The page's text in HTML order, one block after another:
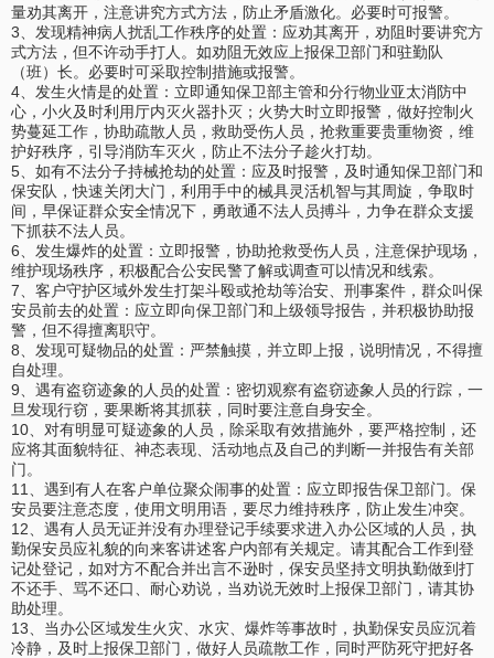
量劝其离开，注意讲究方式方法，防止矛盾激化。必要时可报警。
3、发现精神病人扰乱工作秩序的处置：应劝其离开，劝阻时要讲究方
式方法，但不许动手打人。如劝阻无效应上报保卫部门和驻勤队
（班）长。必要时可采取控制措施或报警。
4、发生火情是的处置：立即通知保卫部主管和分行物业亚太消防中
心，小火及时利用厅内灭火器扑灭；火势大时立即报警，做好控制火
势蔓延工作，协助疏散人员，救助受伤人员，抢救重要贵重物资，维
护好秩序，引导消防车灭火，防止不法分子趁火打劫。
5、如有不法分子持械抢劫的处置：应及时报警，及时通知保卫部门和
保安队，快速关闭大门，利用手中的械具灵活机智与其周旋，争取时
间，早保证群众安全情况下，勇敢通不法人员搏斗，力争在群众支援
下抓获不法人员。
6、发生爆炸的处置：立即报警，协助抢救受伤人员，注意保护现场，
维护现场秩序，积极配合公安民警了解或调查可以情况和线索。
7、客户守护区域外发生打架斗殴或抢劫等治安、刑事案件，群众叫保
安员前去的处置：应立即向保卫部门和上级领导报告，并积极协助报
警，但不得擅离职守。
8、发现可疑物品的处置：严禁触摸，并立即上报，说明情况，不得擅
自处理。
9、遇有盗窃迹象的人员的处置：密切观察有盗窃迹象人员的行踪，一
旦发现行窃，要果断将其抓获，同时要注意自身安全。
10、对有明显可疑迹象的人员，除采取有效措施外，要严格控制，还
应将其面貌特征、神态表现、活动地点及自己的判断一并报告有关部
门。
11、遇到有人在客户单位聚众闹事的处置：应立即报告保卫部门。保
安员要注意态度，使用文明用语，要尽力维持秩序，防止发生冲突。
12、遇有人员无证并没有办理登记手续要求进入办公区域的人员，执
勤保安员应礼貌的向来客讲述客户内部有关规定。请其配合工作到登
记处登记，如对方不配合并出言不逊时，保安员坚持文明执勤做到打
不还手、骂不还口、耐心劝说，当劝说无效时上报保卫部门，请其协
助处理。
13、当办公区域发生火灾、水灾、爆炸等事故时，执勤保安员应沉着
冷静，及时上报保卫部门，做好人员疏散工作，同时严防死守把好各